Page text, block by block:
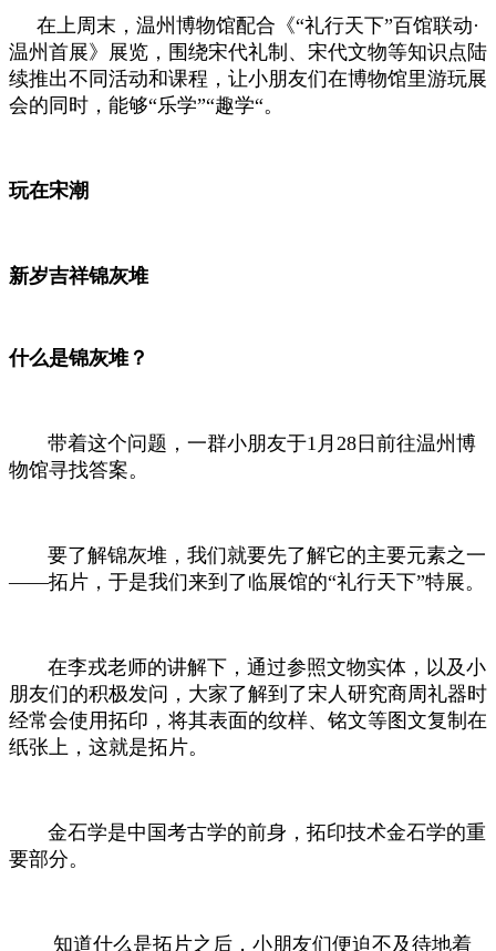
在上周末，温州博物馆配合《“礼行天下”百馆联动·
温州首展》展览，围绕宋代礼制、宋代文物等知识点陆
续推出不同活动和课程，让小朋友们在博物馆里游玩展
会的同时，能够“乐学”“趣学“。
玩在宋潮
新岁吉祥锦灰堆
什么是锦灰堆？
带着这个问题，一群小朋友于1月28日前往温州博
物馆寻找答案。
要了解锦灰堆，我们就要先了解它的主要元素之一
——拓片，于是我们来到了临展馆的“礼行天下”特展。
在李戎老师的讲解下，通过参照文物实体，以及小
朋友们的积极发问，大家了解到了宋人研究商周礼器时
经常会使用拓印，将其表面的纹样、铭文等图文复制在
纸张上，这就是拓片。
金石学是中国考古学的前身，拓印技术金石学的重
要部分。
知道什么是拓片之后，小朋友们便迫不及待地着